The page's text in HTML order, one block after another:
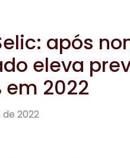
após
eleva
em 2022
2022